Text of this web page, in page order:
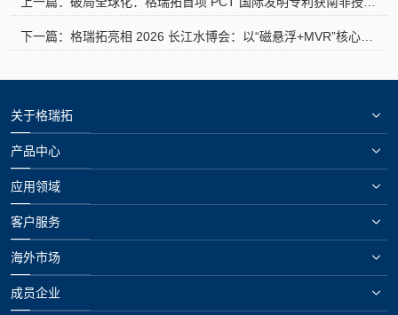
下一篇：格瑞拓亮相 2026 长江水博会：以“磁悬浮+MVR”核心技术驱动绿色水经济
关于格瑞拓
产品中心
应用领域
客户服务
海外市场
成员企业